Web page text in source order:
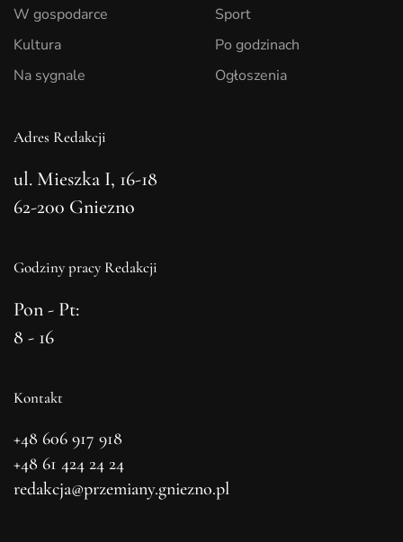
W gospodarce
Kultura
Na sygnale
Sport
Po godzinach
Ogłoszenia
Adres Redakcji
ul. Mieszka I, 16-18
62-200 Gniezno
Godziny pracy Redakcji
Pon - Pt:
8 - 16
Kontakt
+48 606 917 918
+48 61 424 24 24
redakcja@przemiany.gniezno.pl